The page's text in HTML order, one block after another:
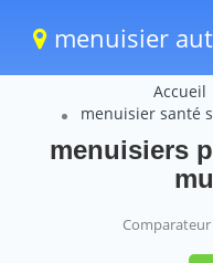
menuisier
Accueil
menuisier santé
menuisiers